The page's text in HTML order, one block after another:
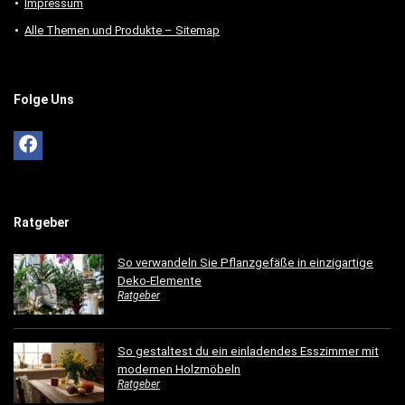
Impressum
Alle Themen und Produkte – Sitemap
Folge Uns
Ratgeber
So verwandeln Sie Pflanzgefäße in einzigartige
Deko-Elemente
Ratgeber
So gestaltest du ein einladendes Esszimmer mit
modernen Holzmöbeln
Ratgeber